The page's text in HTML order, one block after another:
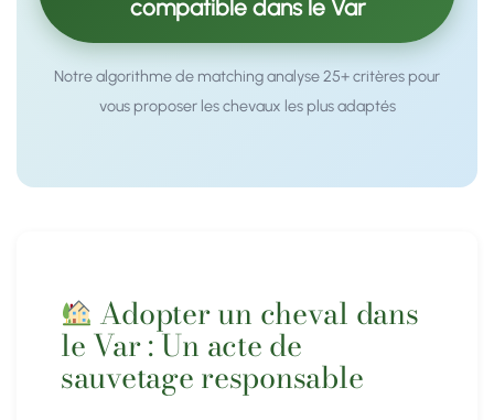
compatible dans le Var
Notre algorithme de matching analyse 25+ critères pour
vous proposer les chevaux les plus adaptés
Adopter un cheval dans
le Var : Un acte de
sauvetage responsable